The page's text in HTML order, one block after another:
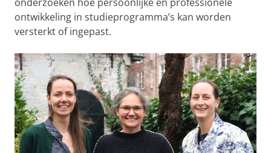
ontwikkeling in studieprogramma’s kan worden
versterkt of ingepast.